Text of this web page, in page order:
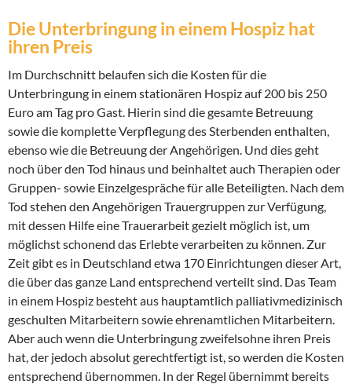
Die Unterbringung in einem Hospiz hat
ihren Preis
Im Durchschnitt belaufen sich die Kosten für die
Unterbringung in einem stationären Hospiz auf 200 bis 250
Euro am Tag pro Gast. Hierin sind die gesamte Betreuung
sowie die komplette Verpflegung des Sterbenden enthalten,
ebenso wie die Betreuung der Angehörigen. Und dies geht
noch über den Tod hinaus und beinhaltet auch Therapien oder
Gruppen- sowie Einzelgespräche für alle Beteiligten. Nach dem
Tod stehen den Angehörigen Trauergruppen zur Verfügung,
mit dessen Hilfe eine Trauerarbeit gezielt möglich ist, um
möglichst schonend das Erlebte verarbeiten zu können. Zur
Zeit gibt es in Deutschland etwa 170 Einrichtungen dieser Art,
die über das ganze Land entsprechend verteilt sind. Das Team
in einem Hospiz besteht aus hauptamtlich palliativmedizinisch
geschulten Mitarbeitern sowie ehrenamtlichen Mitarbeitern.
Aber auch wenn die Unterbringung zweifelsohne ihren Preis
hat, der jedoch absolut gerechtfertigt ist, so werden die Kosten
entsprechend übernommen. In der Regel übernimmt bereits